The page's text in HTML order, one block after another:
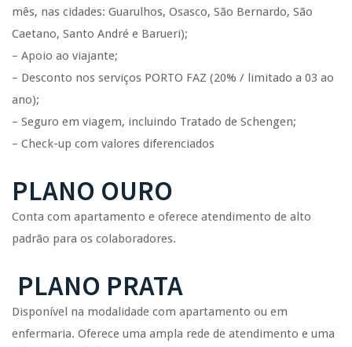
mês, nas cidades: Guarulhos, Osasco, São Bernardo, São
Caetano, Santo André e Barueri);
– Apoio ao viajante;
– Desconto nos serviços PORTO FAZ (20% / limitado a 03 ao
ano);
– Seguro em viagem, incluindo Tratado de Schengen;
– Check-up com valores diferenciados
PLANO OURO
Conta com apartamento e oferece atendimento de alto
padrão para os colaboradores.
PLANO PRATA
Disponível na modalidade com apartamento ou em
enfermaria. Oferece uma ampla rede de atendimento e uma